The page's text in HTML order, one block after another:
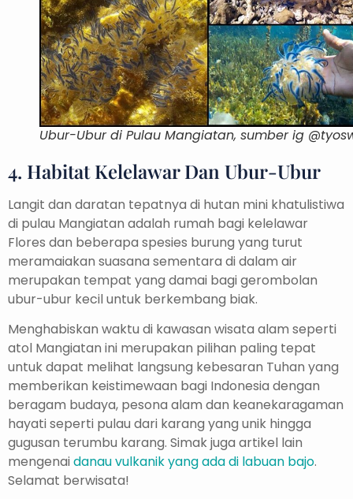
Ubur-Ubur di Pulau Mangiatan, sumber ig
4. Habitat Kelelawar Dan Ubur-Ubur
Langit dan daratan tepatnya di hutan mini khatulistiwa
di pulau Mangiatan adalah rumah bagi kelelawar
Flores dan beberapa spesies burung yang turut
meramaiakan suasana sementara di dalam air
merupakan tempat yang damai bagi gerombolan
ubur-ubur kecil untuk berkembang biak.
Menghabiskan waktu di kawasan wisata alam seperti
atol Mangiatan ini merupakan pilihan paling tepat
untuk dapat melihat langsung kebesaran Tuhan yang
memberikan keistimewaan bagi Indonesia dengan
beragam budaya, pesona alam dan keanekaragaman
hayati seperti pulau dari karang yang unik hingga
gugusan terumbu karang. Simak juga artikel lain
mengenaidanau vulkanik yang ada di labuan bajo.
Selamat berwisata!